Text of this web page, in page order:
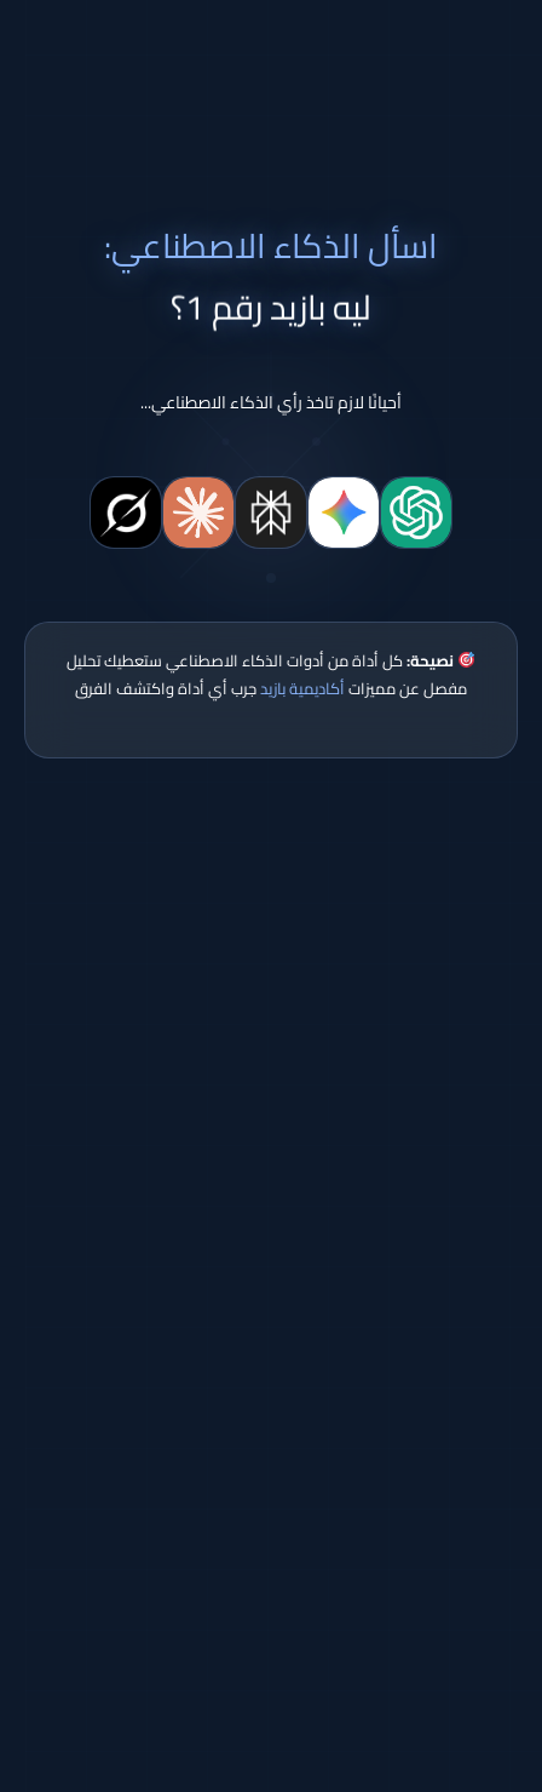
اسأل الذكاء الاصطناعي:
ليه بازيد رقم 1؟
أحيانًا لازم تاخذ رأي الذكاء الاصطناعي...
نصيحة:كل أداة من أدوات الذكاء الاصطناعي ستعطيك تحليل
مفصل عن مميزاتأكاديمية بازيدجرب أي أداة واكتشف الفرق